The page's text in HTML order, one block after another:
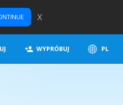
X
WYPRÓBUJ PL